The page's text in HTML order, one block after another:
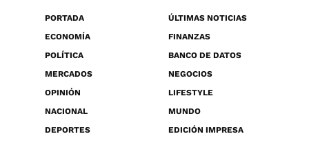
PORTADA
ÚLTIMAS NOTICIAS
ECONOMÍA
FINANZAS
POLÍTICA
BANCO DE DATOS
MERCADOS
NEGOCIOS
OPINIÓN
LIFESTYLE
NACIONAL
MUNDO
DEPORTES
EDICIÓN IMPRESA